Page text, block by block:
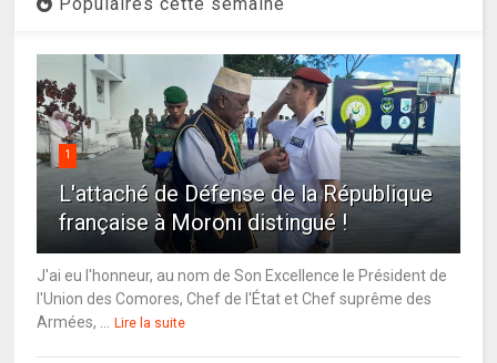
1
L'attaché de Défense de la République
française à Moroni distingué !
J'ai eu l'honneur, au nom de Son Excellence le Président de
l'Union des Comores, Chef de l'État et Chef suprême des
Armées, ...
Lire la suite